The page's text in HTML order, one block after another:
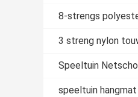
8-strengs
3 streng nylon
Speeltuin
speeltuin hangmat